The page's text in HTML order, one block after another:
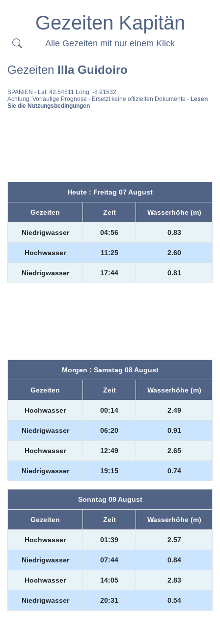
Gezeiten Kapitän
Alle Gezeiten mit nur einem Klick
Gezeiten Illa Guidoiro
SPANIEN - Lat: 42.54511 Long: -8.91532
Achtung: Vorläufige Prognose - Ersetzt keine offiziellen Dokumente - Lesen
Sie die Nutzungsbedingungen
Heute : Freitag 07 August
Gezeiten Zeit Wasserhöhe (m)
Niedrigwasser 04:56 0.83
Hochwasser 11:25 2.60
Niedrigwasser 17:44 0.81
Morgen : Samstag 08 August
Gezeiten Zeit Wasserhöhe (m)
Hochwasser 00:14 2.49
Niedrigwasser 06:20 0.91
Hochwasser 12:49 2.65
Niedrigwasser 19:15 0.74
Sonntag 09 August
Gezeiten Zeit Wasserhöhe (m)
Hochwasser 01:39 2.57
Niedrigwasser 07:44 0.84
Hochwasser 14:05 2.83
Niedrigwasser 20:31 0.54